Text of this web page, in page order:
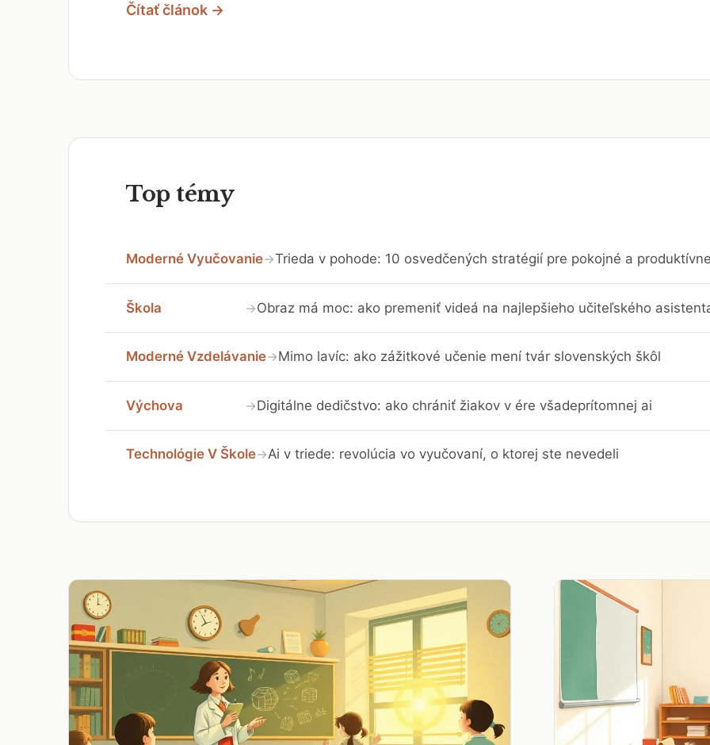
Čítať článok →
Top témy
Moderné Vyučovanie→Trieda v pohode: 10 osvedčených stratégií pre pokojné a
Škola →Obraz má moc: ako premeniť videá na najlepšieho učiteľského
Moderné Vzdelávanie→Mimo lavíc: ako zážitkové učenie mení tvár slovenských škôl
Výchova →Digitálne dedičstvo: ako chrániť žiakov v ére všadeprítomnej ai
Technológie V Škole→Ai v triede: revolúcia vo vyučovaní, o ktorej ste nevedeli